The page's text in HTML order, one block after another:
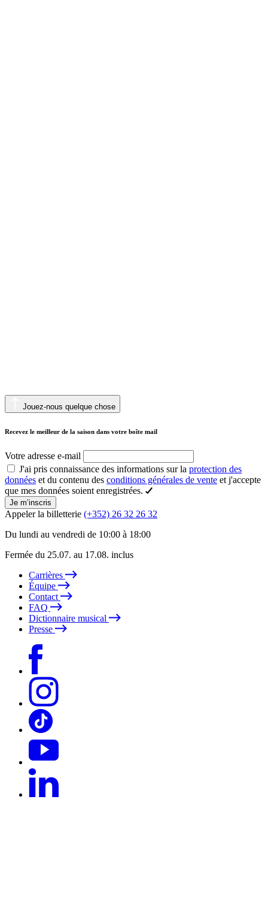
Jouez-nous quelque chose
Recevez le meilleur de la saison dans votre boîte mail
Votre adresse e-mail
J'ai pris connaissance des informations sur la protection des
données et du contenu des conditions générales de vente et j'accepte
que mes données soient enregistrées.
Je m’inscris
Appeler la billetterie (+352) 26 32 26 32
Du lundi au vendredi de 10:00 à 18:00
Fermée du 25.07. au 17.08. inclus
Carrières
Équipe
Contact
FAQ
Dictionnaire musical
Presse